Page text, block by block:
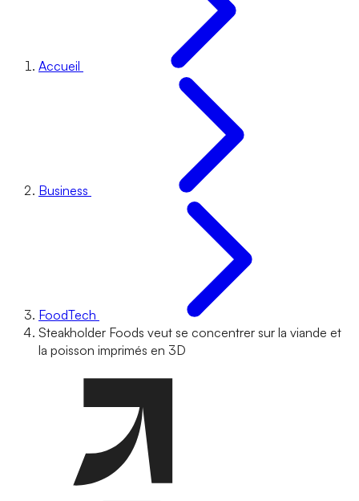
Accueil
Business
FoodTech
Steakholder Foods veut se concentrer sur la viande et
la poisson imprimés en 3D